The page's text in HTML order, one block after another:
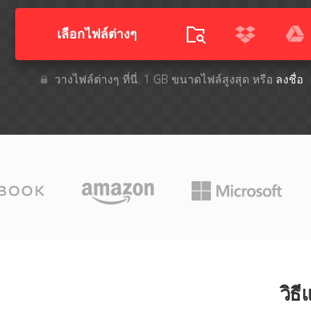
เลือกไฟล์ต่างๆ​
วางไฟล์ต่างๆ​ ที่นี่. 1 GB ขนาดไฟล์สูงสุด หรือ ลงชื่อ
วิธี